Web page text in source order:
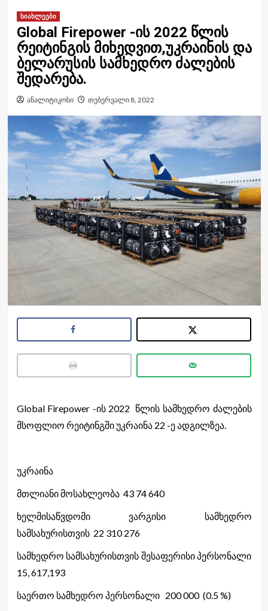
სიახლეები
Global Firepower -ის 2022 წლის
რეიტინგის მიხედვით,უკრაინის და
ბელარუსის სამხედრო ძალების
შედარება.
ანალიტიკოსი თებერვალი 8, 2022
Global Firepower -ის 2022 წლის სამხედრო ძალების
მსოფლიო რეიტინგში უკრაინა 22 -ე ადგილზეა.
უკრაინა
მთლიანი მოსახლეობა 43 74 640
ხელმისაწვდომი ვარგისი სამხედრო
სამსახურისთვის 22 310 276
სამხედრო სამსახურისთვის შესაფერისი პერსონალი
15, 617,193
საერთო სამხედრო პერსონალი 200 000 (0.5 %)